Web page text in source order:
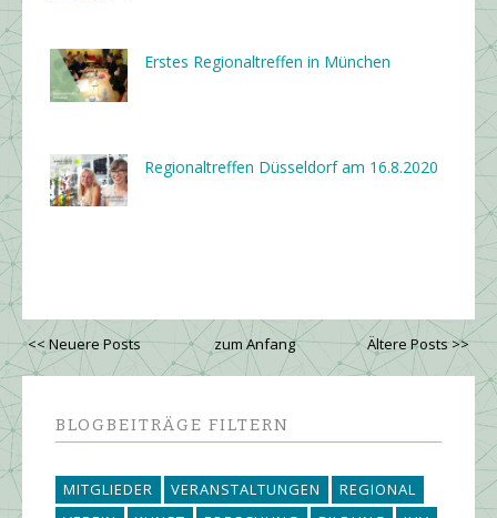
Erstes Regionaltreffen in München
Regionaltreffen Düsseldorf am 16.8.2020
<< Neuere Posts Ältere Posts >>
zum Anfang
BLOGBEITRÄGE FILTERN
MITGLIEDER VERANSTALTUNGEN
REGIONAL